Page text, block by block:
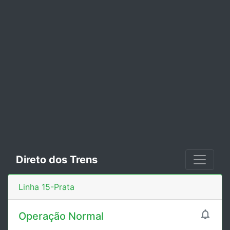
Direto dos Trens
Linha 15-Prata

Operação Normal